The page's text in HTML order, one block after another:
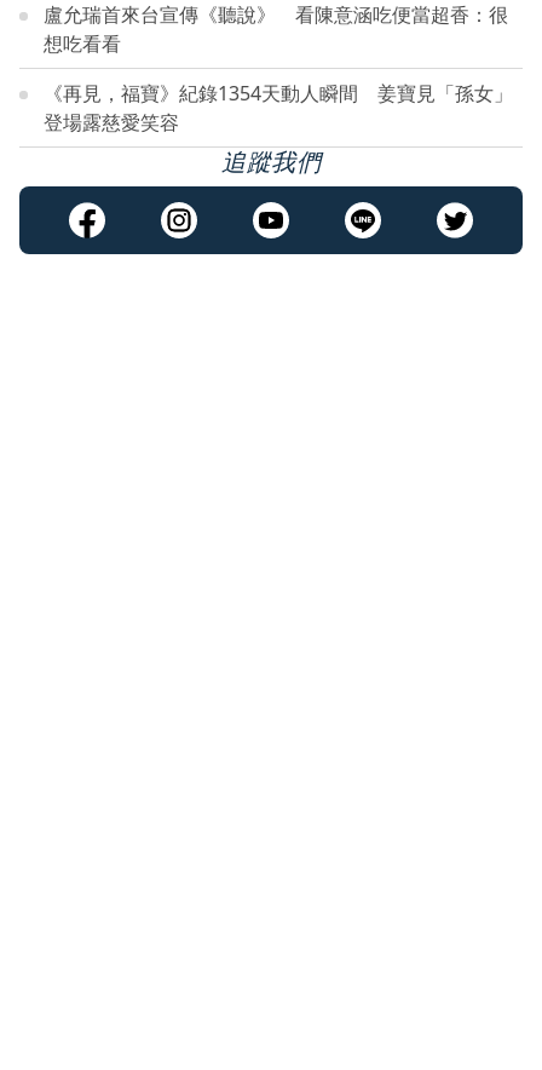
盧允瑞首來台宣傳《聽說》 看陳意涵吃便當超香：很
想吃看看
《再見，福寶》紀錄1354天動人瞬間 姜寶見「孫女」
登場露慈愛笑容
追蹤我們